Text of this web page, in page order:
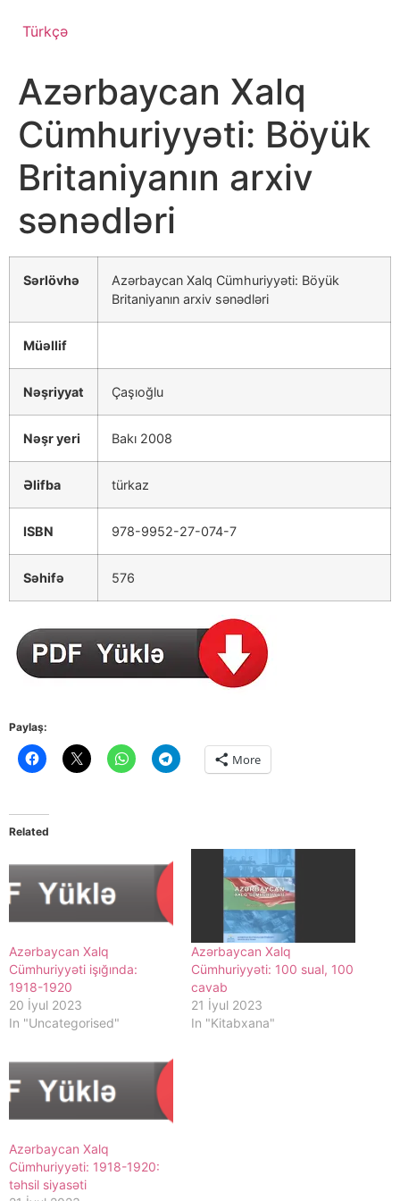
Türkçə
Azərbaycan Xalq
Cümhuriyyəti: Böyük
Britaniyanın arxiv
sənədləri
Sərlövhə
Azərbaycan Xalq Cümhuriyyəti: Böyük
Britaniyanın arxiv sənədləri
Müəllif
Nəşriyyat Çaşıoğlu
Nəşr yeri Bakı 2008
Əlifba türkaz
ISBN 978-9952-27-074-7
Səhifə 576
Paylaş:
More
Related
Azərbaycan Xalq
Cümhuriyyəti işığında:
1918-1920
20 İyul 2023
In "Uncategorised"
Azərbaycan Xalq
Cümhuriyyəti: 100 sual, 100
cavab
21 İyul 2023
In "Kitabxana"
Azərbaycan Xalq
Cümhuriyyəti: 1918-1920:
təhsil siyasəti